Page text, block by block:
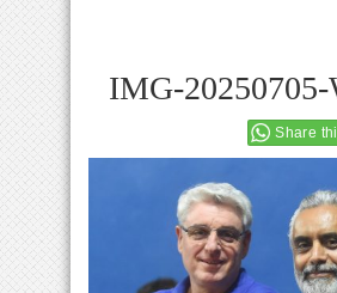
IMG-20250705-
Share